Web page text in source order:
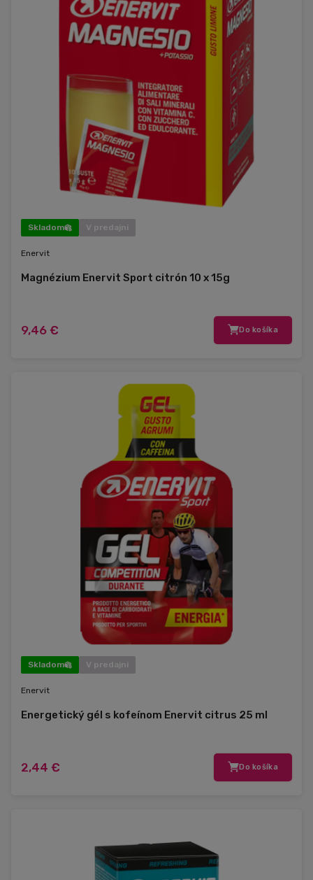
Skladom V predajni
Enervit
Magnézium Enervit Sport citrón 10 x 15g
9,46 € Do košíka
Skladom V predajni
Enervit
Energetický gél s kofeínom Enervit citrus 25 ml
2,44 € Do košíka